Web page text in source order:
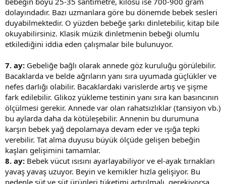
dolayındadır. Bazı uzmanlara göre bu dönemde bebek sesleri
duyabilmektedir. O yüzden bebeğe şarkı dinletebilir, kitap bile
okuyabilirsiniz. Klasik müzik dinletmenin bebeği olumlu
etkilediğini iddia eden çalışmalar bile bulunuyor.
7. ay: Gebeliğe bağlı olarak annede göz kuruluğu görülebilir.
Bacaklarda ve belde ağrıların yanı sıra uyumada güçlükler ve
nefes darlığı olabilir. Bacaklardaki varislerde artış ve şişme
fark edilebilir. Glikoz yükleme testinin yanı sıra kan basıncının
ölçülmesi gerekir. Annede var olan rahatsızlıklar (tansiyon vb.)
bu aylarda daha da kötüleşebilir. Annenin bu durumuna
karşın bebek yağ depolamaya devam eder ve ışığa tepki
verebilir. Tat alma duyusu büyük ölçüde gelişen bebeğin
kaşları gelişimini tamamlar.
8. ay: Bebek vücut ısısını ayarlayabiliyor ve el-ayak tırnakları
yavaş yavaş uzuyor. Beyin ve kemikler hızla gelişiyor. Bu
nedenle süt ve süt ürünleri tüketimi artırılmalı, gerekiyorsa